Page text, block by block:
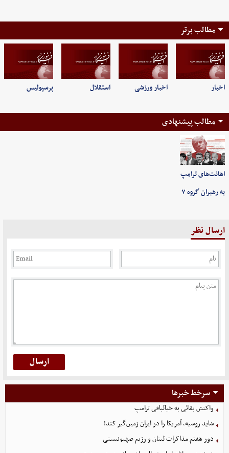
مطالب برتر
اخبار اخبار ورزشی استقلال پرسپولیس
مطالب پیشنهادی
اهانت‌های ترامپ
به رهبران گروه ۷
ارسال نظر
سرخط خبرها
واکنش بقائی به خیالبافی ترامپ
شاید روسیه، آمریکا را در ایران زمین‌گیر کند!
دور هفتم مذاکرات لبنان و رژیم صهیونیستی